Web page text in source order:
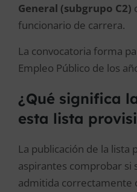
General (subgrupo C2)
funcionario de carrera.
La convocatoria forma
Empleo Público de los
¿Qué significa
esta lista
La publicación de la lista
aspirantes comprobar si
admitida correctamente